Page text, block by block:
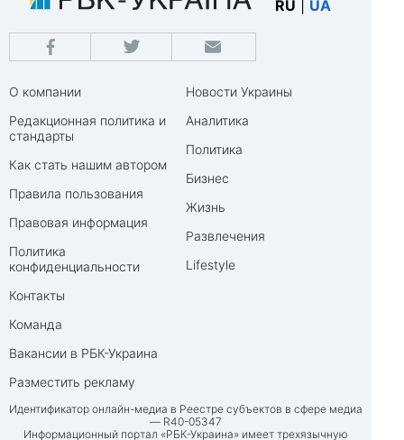
RU UA
О компании
Редакционная политика и
стандарты
Как стать нашим автором
Правила пользования
Правовая информация
Политика
конфиденциальности
Контакты
Команда
Вакансии в РБК-Украина
Разместить рекламу
Новости Украины
Аналитика
Политика
Бизнес
Жизнь
Развлечения
Lifestyle
Идентификатор онлайн-медиа в Реестре субъектов в сфере медиа
— R40-05347
Информационный портал «РБК-Украина» имеет трехязычную